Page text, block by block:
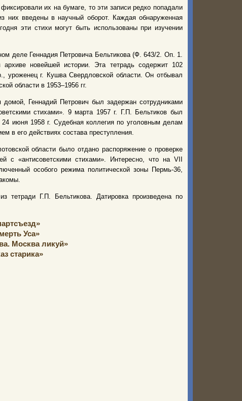
их на бумаге, то эти записи редко попадали
них введены в научный оборот. Каждая обнаруженная
эти стихи могут быть использованы при изучении
деле Геннадия Петровича Бельтикова (Ф. 643/2. Оп. 1.
новейшей истории. Эта тетрадь содержит 102
уроженец г. Кушва Свердловской области. Он отбывал
области в 1953–1956 гг.
Геннадий Петрович был задержан сотрудниками
стихами». 9 марта 1957 г. Г.П. Бельтиков был
июня 1958 г. Судебная коллегия по уголовным делам
в его действиях состава преступления.
области было отдано распоряжение о проверке
с «антисоветскими стихами». Интересно, что на VII
особого режима политической зоны Пермь-36,
тетради Г.П. Бельтикова. Датировка произведена по
Уса»
Москва ликуй»
старика»